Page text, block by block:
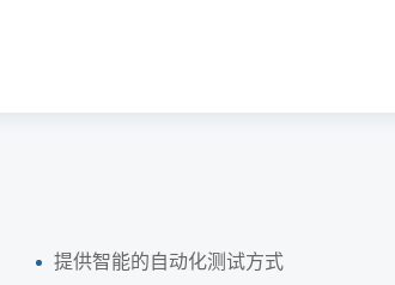
提供智能的自动化测试方式